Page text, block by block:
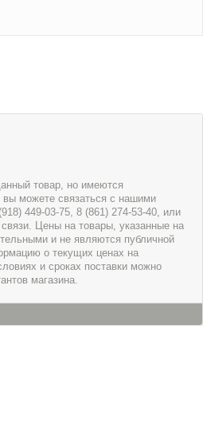
товар, но имеются
можете связаться с нашими
449-03-75, 8 (861) 274-53-40, или
Цены на товары, указанные на
и не являются публичной
о текущих ценах на
и сроках поставки можно
магазина.